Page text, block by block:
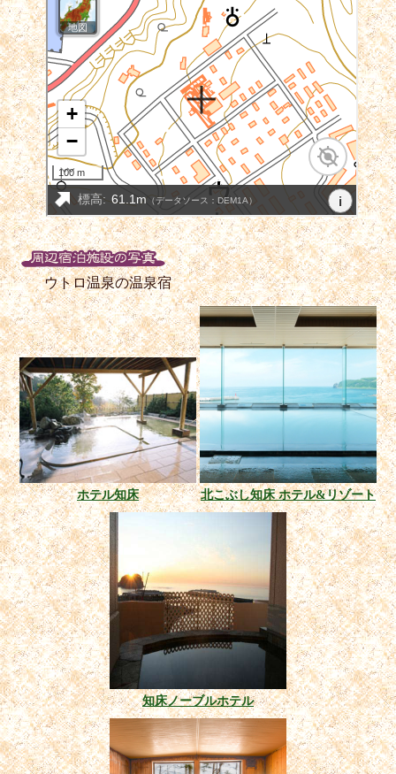
ウトロ温泉の温泉宿
ホテル知床 北こぶし知床 ホテル&リゾート
知床ノーブルホテル